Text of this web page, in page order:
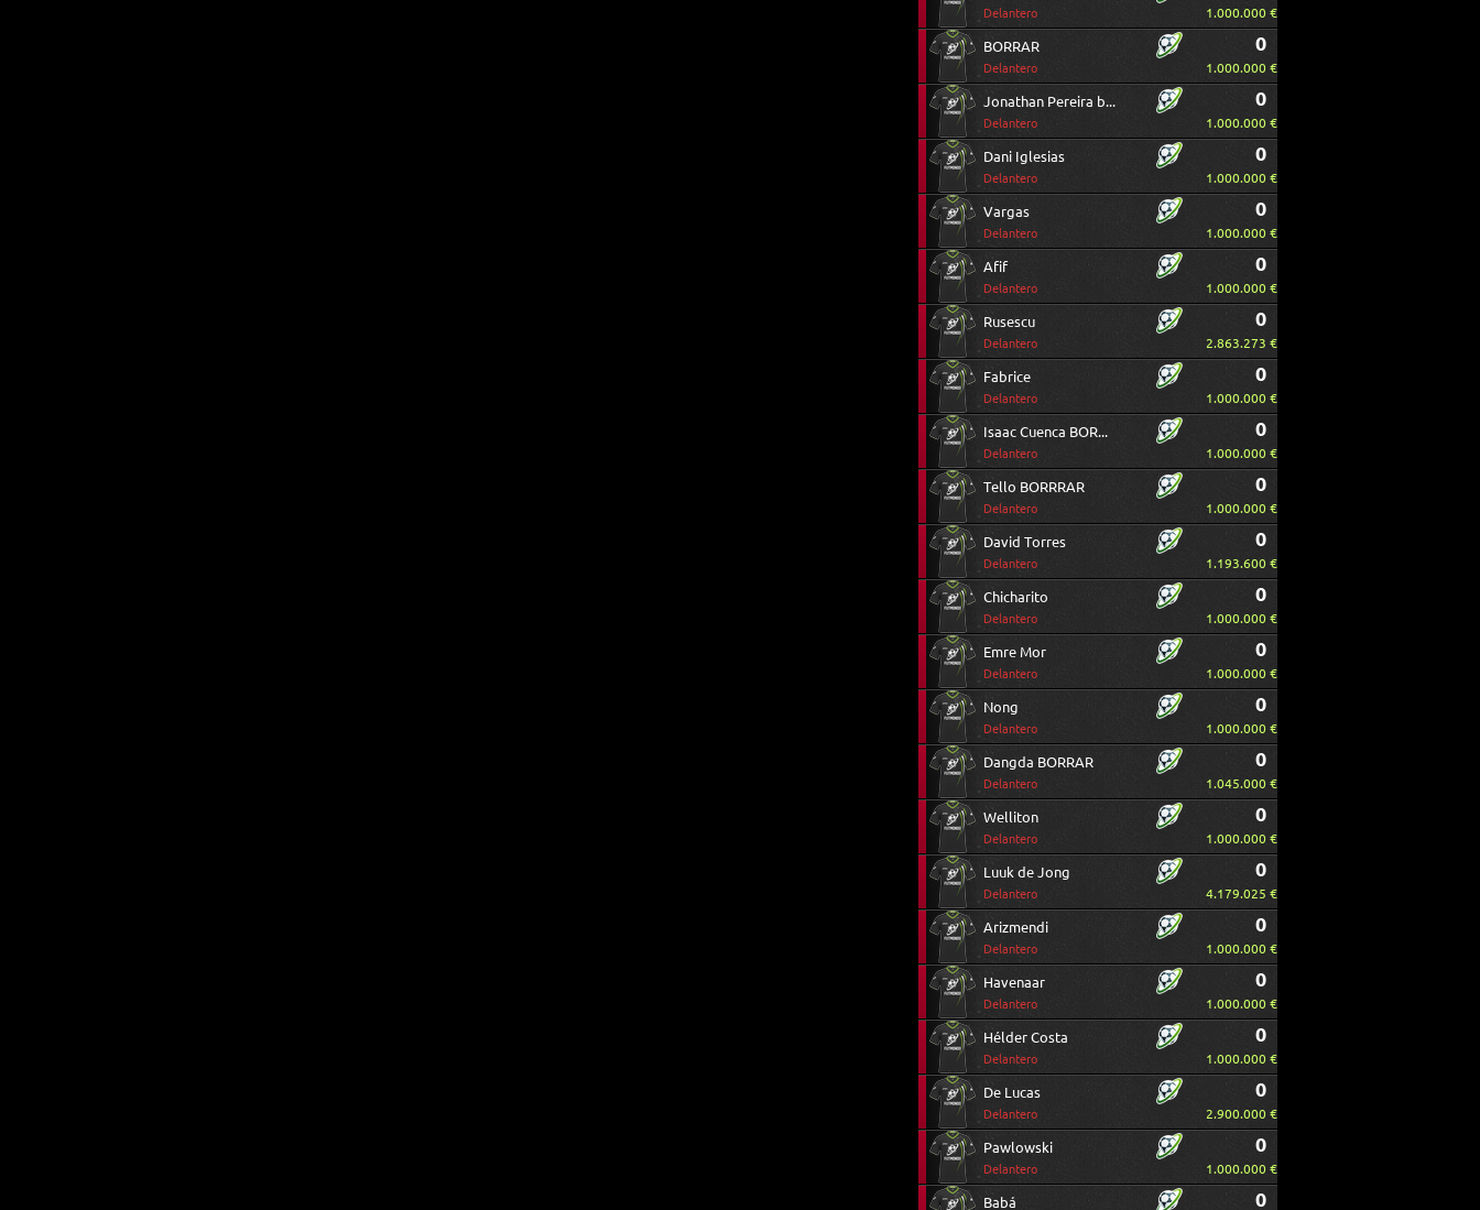
Delantero 1.000.000 €
BORRAR
Delantero
0
1.000.000 €
Jonathan Pereira borrar
Delantero
0
1.000.000 €
Dani Iglesias
Delantero
0
1.000.000 €
Vargas
Delantero
0
1.000.000 €
Afif
Delantero
0
1.000.000 €
Rusescu
Delantero
0
2.863.273 €
Fabrice
Delantero
0
1.000.000 €
Isaac Cuenca BORRAR
Delantero
0
1.000.000 €
Tello BORRRAR
Delantero
0
1.000.000 €
David Torres
Delantero
0
1.193.600 €
Chicharito
Delantero
0
1.000.000 €
Emre Mor
Delantero
0
1.000.000 €
Nong
Delantero
0
1.000.000 €
Dangda BORRAR
Delantero
0
1.045.000 €
Welliton
Delantero
0
1.000.000 €
Luuk de Jong
Delantero
0
4.179.025 €
Arizmendi
Delantero
0
1.000.000 €
Havenaar
Delantero
0
1.000.000 €
Hélder Costa
Delantero
0
1.000.000 €
De Lucas
Delantero
0
2.900.000 €
Pawlowski
Delantero
0
1.000.000 €
Babá 0